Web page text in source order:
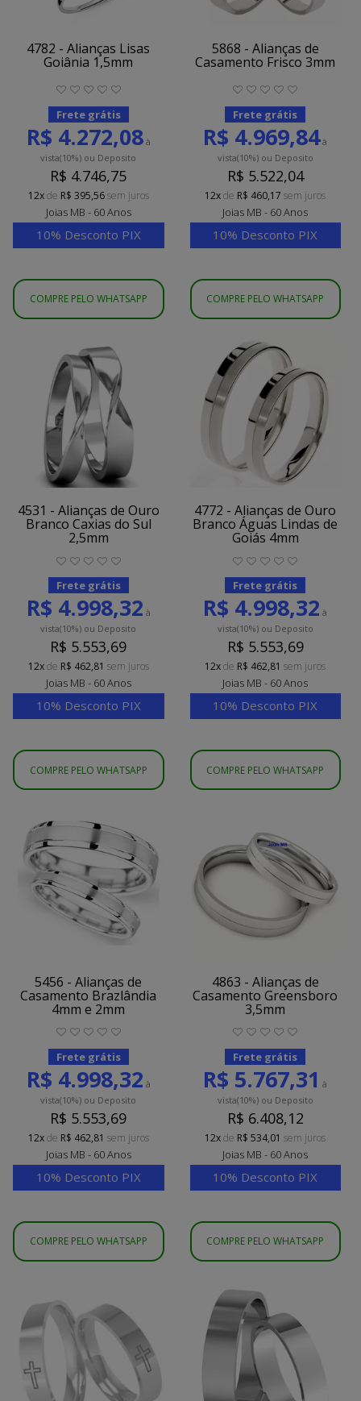
4782 - Alianças Lisas
Goiânia 1,5mm
Frete grátis
R$ 4.272,08à
vista(10%) ou Deposito
R$ 4.746,75
12xde R$ 395,56sem juros
Joias MB - 60 Anos
10% Desconto PIX
COMPRE PELO WHATSAPP
5868 - Alianças de
Casamento Frisco 3mm
Frete grátis
R$ 4.969,84à
vista(10%)ou Deposito
R$ 5.522,04
12xde R$ 460,17 sem juros
Joias MB - 60 Anos
10% Desconto PIX
COMPRE PELO WHATSAPP
4531 - Alianças de Ouro
Branco Caxias do Sul
2,5mm
Frete grátis
R$ 4.998,32 à
vista(10%) ou Deposito
R$ 5.553,69
12xde R$ 462,81 sem juros
Joias MB - 60 Anos
10% Desconto PIX
COMPRE PELO WHATSAPP
4772 - Alianças de Ouro
Branco Águas Lindas de
Goiás 4mm
Frete grátis
R$ 4.998,32 à
vista(10%)ou Deposito
R$ 5.553,69
12xde R$ 462,81 sem juros
Joias MB - 60 Anos
10% Desconto PIX
COMPRE PELO WHATSAPP
5456 - Alianças de
Casamento Brazlândia
4mm e 2mm
Frete grátis
R$ 4.998,32 à
vista(10%) ou Deposito
R$ 5.553,69
12xde R$ 462,81 sem juros
Joias MB - 60 Anos
10% Desconto PIX
COMPRE PELO WHATSAPP
4863 - Alianças de
Casamento Greensboro
3,5mm
Frete grátis
R$ 5.767,31 à
vista(10%)ou Deposito
R$ 6.408,12
12xde R$ 534,01 sem juros
Joias MB - 60 Anos
10% Desconto PIX
COMPRE PELO WHATSAPP